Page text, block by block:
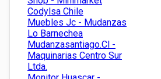
Codylsa Chile
Muebles Jc - Mudanzas
Lo Barnechea
Mudanzasantiago.Cl -
Maquinarias Centro Sur
Ltda.